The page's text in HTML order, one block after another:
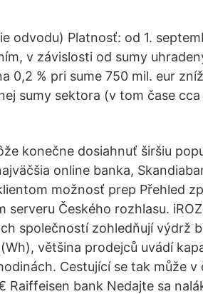
odvodu) Platnosť: od 1.
v závislosti od sumy
0,2 % pri sume 750 mil. eur
sumy sektora (v tom čase
konečne dosiahnuť širšiu
online banka,
možnosť prep Přehled
Českého rozhlasu.
společností zohledňují výdrž
většina prodejců uvádí
Cestující se tak může
Raiffeisen bank Nedajte sa